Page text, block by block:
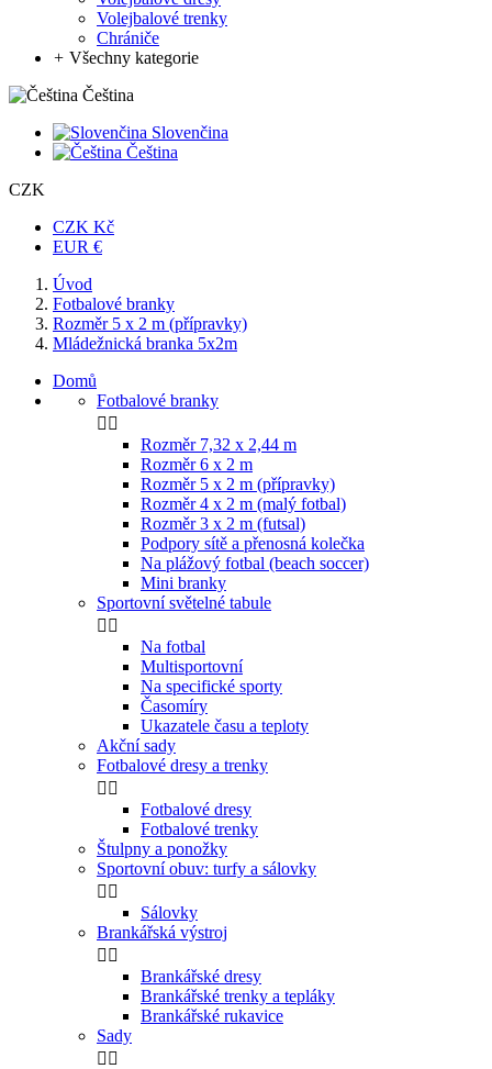
Volejbalové trenky
Chrániče
+ Všechny kategorie
Čeština
Slovenčina
Čeština
CZK
CZK Kč
EUR €
Úvod
Fotbalové branky
Rozměr 5 x 2 m (přípravky)
Mládežnická branka 5x2m
Domů
Fotbalové branky
 
Rozměr 7,32 x 2,44 m
Rozměr 6 x 2 m
Rozměr 5 x 2 m (přípravky)
Rozměr 4 x 2 m (malý fotbal)
Rozměr 3 x 2 m (futsal)
Podpory sítě a přenosná kolečka
Na plážový fotbal (beach soccer)
Mini branky
Sportovní světelné tabule
 
Na fotbal
Multisportovní
Na specifické sporty
Časomíry
Ukazatele času a teploty
Akční sady
Fotbalové dresy a trenky
 
Fotbalové dresy
Fotbalové trenky
Štulpny a ponožky
Sportovní obuv: turfy a sálovky
 
Sálovky
Brankářská výstroj
 
Brankářské dresy
Brankářské trenky a tepláky
Brankářské rukavice
Sady
 